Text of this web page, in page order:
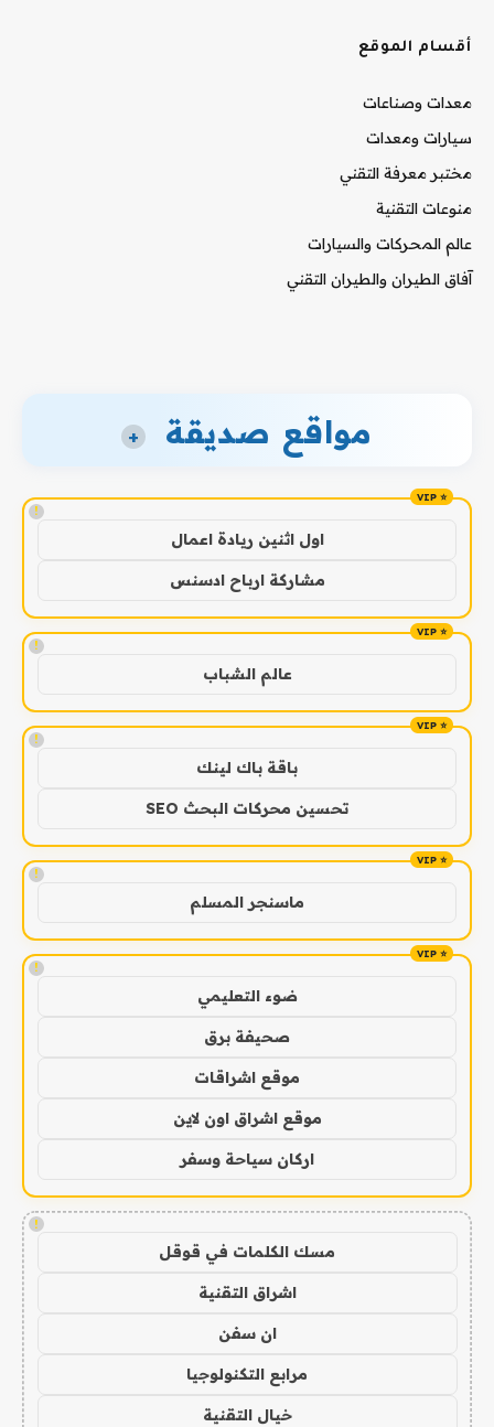
أقسام الموقع
معدات وصناعات
سيارات ومعدات
مختبر معرفة التقني
منوعات التقنية
عالم المحركات والسيارات
آفاق الطيران والطيران التقني
مواقع صديقة +
!
اول اثنين ريادة اعمال
مشاركة ارباح ادسنس
!
عالم الشباب
!
باقة باك لينك
تحسين محركات البحث SEO
!
ماسنجر المسلم
!
ضوء التعليمي
صحيفة برق
موقع اشراقات
موقع اشراق اون لاين
اركان سياحة وسفر
!
مسك الكلمات في قوقل
اشراق التقنية
ان سفن
مرابع التكنولوجيا
خيال التقنية